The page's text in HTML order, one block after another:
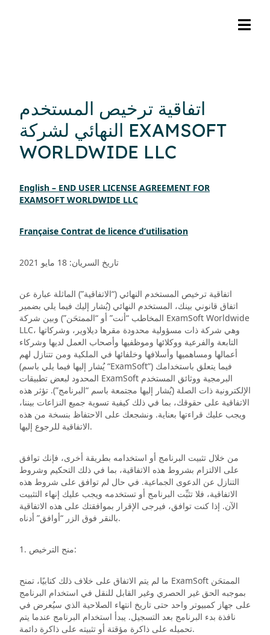
اتفاقية ترخيص المستخدم
النهائي لشركة EXAMSOFT
WORLDWIDE LLC
English – END USER LICENSE AGREEMENT FOR
EXAMSOFT WORLDWIDE LLC
Française Contrat de licence d’utilisation
تاريخ السريان: 18 مايو 2021
اتفاقية ترخيص المستخدم النهائي (“الاتفاقية”) الماثلة عبارة عن
اتفاق قانوني بينك، المستخدم النهائي (يُشار إليك فيما يلي بضمير
المخاطب “أنت” أو “الممتحَن”) وبين شركة ExamSoft Worldwide
LLC، وهي شركة ذات مسؤولية محدودة مقرها ديلاوير، وشركاتها
التابعة والفرعية ووكلائها وموظفيها وأصحاب العمل لديها وشركاء
أعمالها ومساهميها وأسلافها وخلفائها في الملكية ومن تتنازل لهم
(يُشار إليها فيما يلي باسم “ExamSoft”) فيما يتعلق باستخدامك
المحدود لبعض تطبيقات ExamSoft البرمجية ووثائق المستخدم
الإلكترونية ذات الصلة (يُشار إليها مجتمعة باسم “البرنامج”). تؤثر هذه
الاتفاقية على حقوقك، بما في ذلك كيفية تسوية جميع النزاعات بيننا،
ويجب عليك قراءتها بعناية. ونشجعك على الاحتفاظ بنسخة من هذه
الاتفاقية للرجوع إليها.
من خلال تثبيت البرنامج أو استخدامه بطريقة أخرى، فإنك توافق
على الالتزام بشروط هذه الاتفاقية، بما في ذلك التحكيم وشروط
التنازل عن الدعوى الجماعية. في حال لم توافق على شروط هذه
الاتفاقية، فلا تثبِّت البرنامج أو تستخدمه ويجب عليك إنهاء التثبيت
الآن. إذا كنت توافق، فيرجى الإقرار بموافقتك على هذه الاتفاقية
بالنقر فوق الزر “أوافق” أدناه.
1. منح الترخيص:
ما لم يتم الاتفاق على خلاف ذلك كتابيًا، تمنح ExamSoft الممتحَن
بموجبه الحق غير الحصري وغير القابل للنقل في استخدام البرنامج
على جهاز كمبيوتر واحد حتى تاريخ انتهاء الصلاحية الذي سيُعرض في
نافذة بدء البرنامج بعد التسجيل. يبدأ استخدام البرنامج عندما يتم
تحميله على ذاكرة مؤقتة أو تثبيته على ذاكرة دائمة.